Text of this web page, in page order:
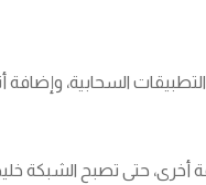
السحابية، وإضافة
أخرى، حتى تصبح الشبكة